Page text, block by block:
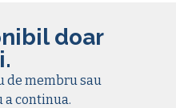
doar
de membru sau
continua.